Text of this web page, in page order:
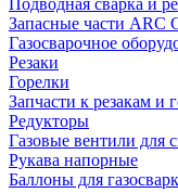
Подводная сварка и
Запасные части
Газосварочное
Резаки
Горелки
Запчасти к резакам и
Редукторы
Газовые вентили для
Рукава напорные
Баллоны для